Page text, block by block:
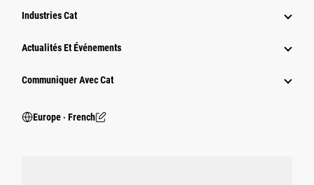
Industries Cat
Actualités Et Événements
Communiquer Avec Cat
Europe ‧ French